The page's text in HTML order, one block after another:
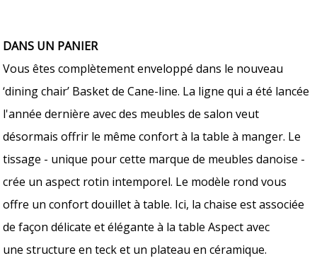
DANS UN PANIER
Vous êtes complètement enveloppé dans le nouveau
‘dining chair’ Basket de Cane-line. La ligne qui a été lancée
l'année dernière avec des meubles de salon veut
désormais offrir le même confort à la table à manger. Le
tissage - unique pour cette marque de meubles danoise -
crée un aspect rotin intemporel. Le modèle rond vous
offre un confort douillet à table. Ici, la chaise est associée
de façon délicate et élégante à la table Aspect avec
une structure en teck et un plateau en céramique.